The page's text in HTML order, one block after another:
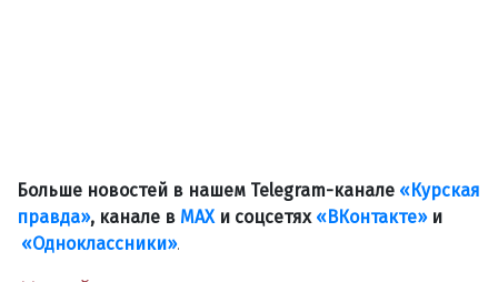
Больше новостей в нашем Telegram-канале «Курская
правда», канале в МАХи соцсетях «ВКонтакте»и
«Одноклассники».